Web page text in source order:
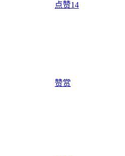
点赞14
赞赏